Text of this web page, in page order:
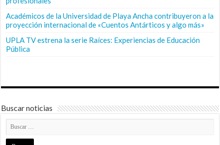
Académicos de la Universidad de Playa Ancha contribuyeron a la
proyección internacional de «Cuentos Antárticos y algo más»
UPLA TV estrena la serie Raíces: Experiencias de Educación
Pública
Buscar noticias